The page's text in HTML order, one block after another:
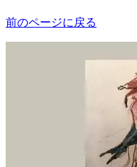
前のページに戻る